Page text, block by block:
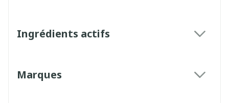
Ingrédients actifs
Marques